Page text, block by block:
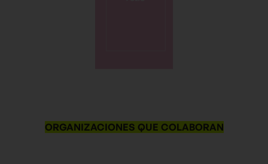
ORGANIZACIONES QUE COLABORAN